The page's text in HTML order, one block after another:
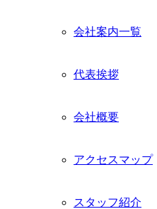
を
会社案内一覧
代表挨拶
会社概要
アクセスマップ
スタッフ紹介